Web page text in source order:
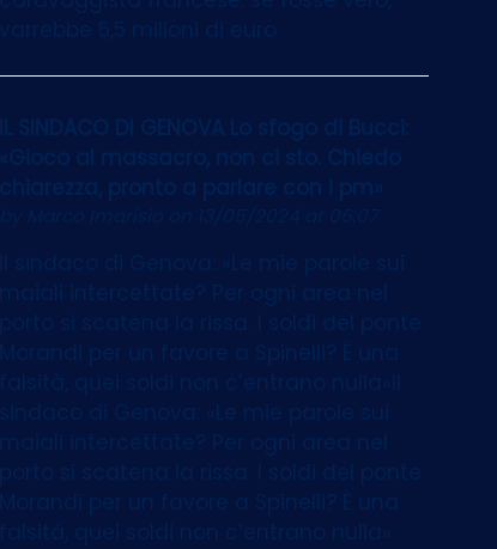
varrebbe 5,5 milioni di euro
IL SINDACO DI GENOVA Lo sfogo di Bucci:
«Gioco al massacro, non ci sto. Chiedo
chiarezza, pronto a parlare con i pm»
by Marco Imarisioon 13/05/2024 at 06:07
Il sindaco di Genova: «Le mie parole sui
maiali intercettate? Per ogni area nel
porto si scatena la rissa. I soldi del ponte
Morandi per un favore a Spinelli? È una
falsità, quei soldi non c’entrano nulla»Il
sindaco di Genova: «Le mie parole sui
maiali intercettate? Per ogni area nel
porto si scatena la rissa. I soldi del ponte
Morandi per un favore a Spinelli? È una
falsità, quei soldi non c’entrano nulla»